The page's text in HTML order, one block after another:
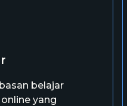
belajar
yang